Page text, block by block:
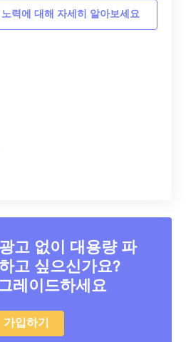
력에 대해 자세히 알아보세요
고 없이 대용량 파
고 싶으신가요?
레이드하세요
가입하기